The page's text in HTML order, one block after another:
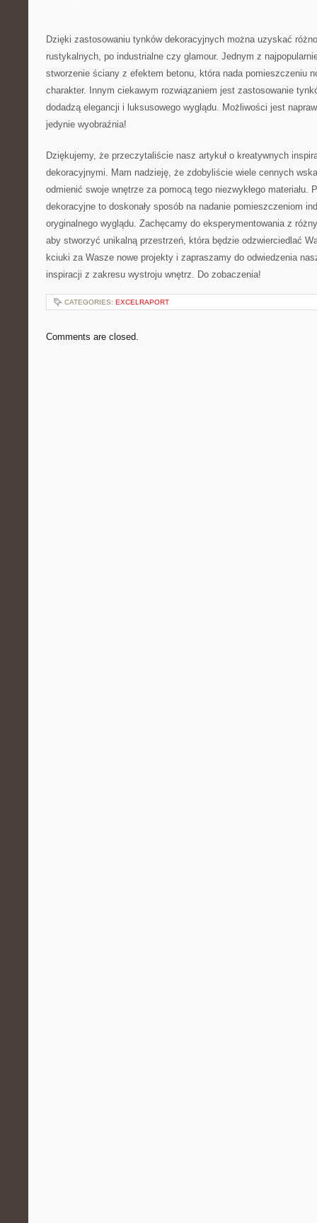
Dzięki zastosowaniu tynków dekoracyjnych można uzyskać
rustykalnych, po industrialne czy glamour. Jednym z
stworzenie ściany z efektem betonu, która nada pomieszczeniu
charakter. Innym ciekawym‌ rozwiązaniem jest zastosowanie
dodadzą‍ elegancji i luksusowego wyglądu. Możliwości jest
jedynie wyobraźnia!
Dziękujemy, że przeczytaliście nasz artykuł o kreatywnych
dekoracyjnymi. Mam nadzieję, że zdobyliście ⁤wiele cennych
odmienić swoje wnętrze ⁣za pomocą tego niezwykłego materiału.
dekoracyjne to doskonały sposób na nadanie pomieszczeniom
oryginalnego wyglądu. Zachęcamy do eksperymentowania⁢ z
aby stworzyć unikalną ‍przestrzeń, która będzie‌ odzwierciedlać
kciuki za Wasze nowe projekty i zapraszamy​ do odwiedzenia⁤
inspiracji z zakresu wystroju wnętrz. Do​ zobaczenia!
CATEGORIES: EXCELRAPORT
Comments are closed.